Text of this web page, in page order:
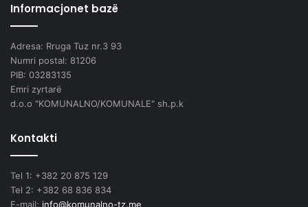
Informacjonet bazë
Adresa: Rruga Tuz nr.3 93
Numri postal: 81206
PIB: 03283135
Emri zyrtarë
d.o.o "KOMUNALNO/KOMUNALE" sh.p.k
Kontakti
Tel 1: +382 20 875 129
Tel 2: +382 68 836 834
E-mail: info@komunalno-tz.me